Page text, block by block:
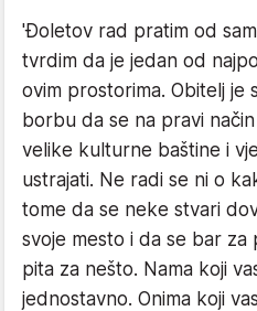
'Đoletov rad pratim od
tvrdim da je jedan od
ovim prostorima. Obitelj je
borbu da se na pravi
velike kulturne baštine i
ustrajati. Ne radi se ni o
tome da se neke stvari
svoje mesto i da se bar
pita za nešto. Nama koji
jednostavno. Onima koji